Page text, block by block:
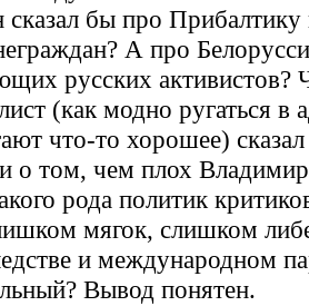
бы про Прибалтику
А про
русских активистов?
(как модно ругаться в
что-то хорошее)
о том, чем плох
рода политик
мягок, слишком
и международном
Вывод понятен.